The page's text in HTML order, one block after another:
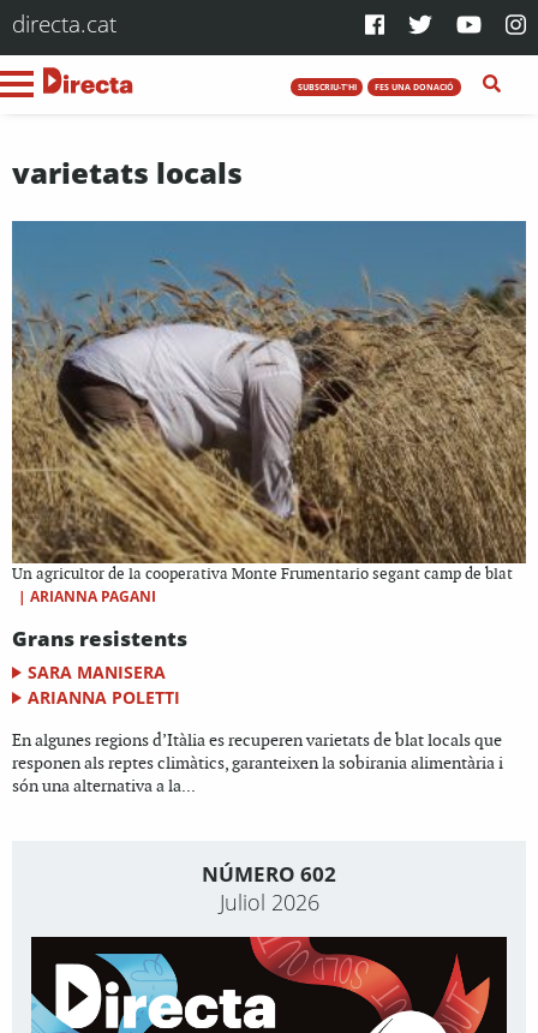
directa.cat
SUBSCRIU-T'HI FES UNA DONACIÓ
varietats locals
Un agricultor de la cooperativa Monte Frumentario segant camp de blat
| ARIANNA PAGANI
Grans resistents
SARA MANISERA
ARIANNA POLETTI
En algunes regions d’Itàlia es recuperen varietats de blat locals que
responen als reptes climàtics, garanteixen la sobirania alimentària i
són una alternativa a la...
NÚMERO 602
Juliol 2026